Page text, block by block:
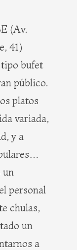
(Av.
41)
bufet
público.
platos
variada,
y a
un
personal
chulas,
un
a